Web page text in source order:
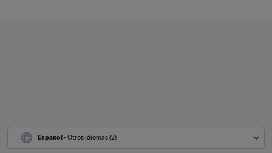
Español - Otros idiomas (2)